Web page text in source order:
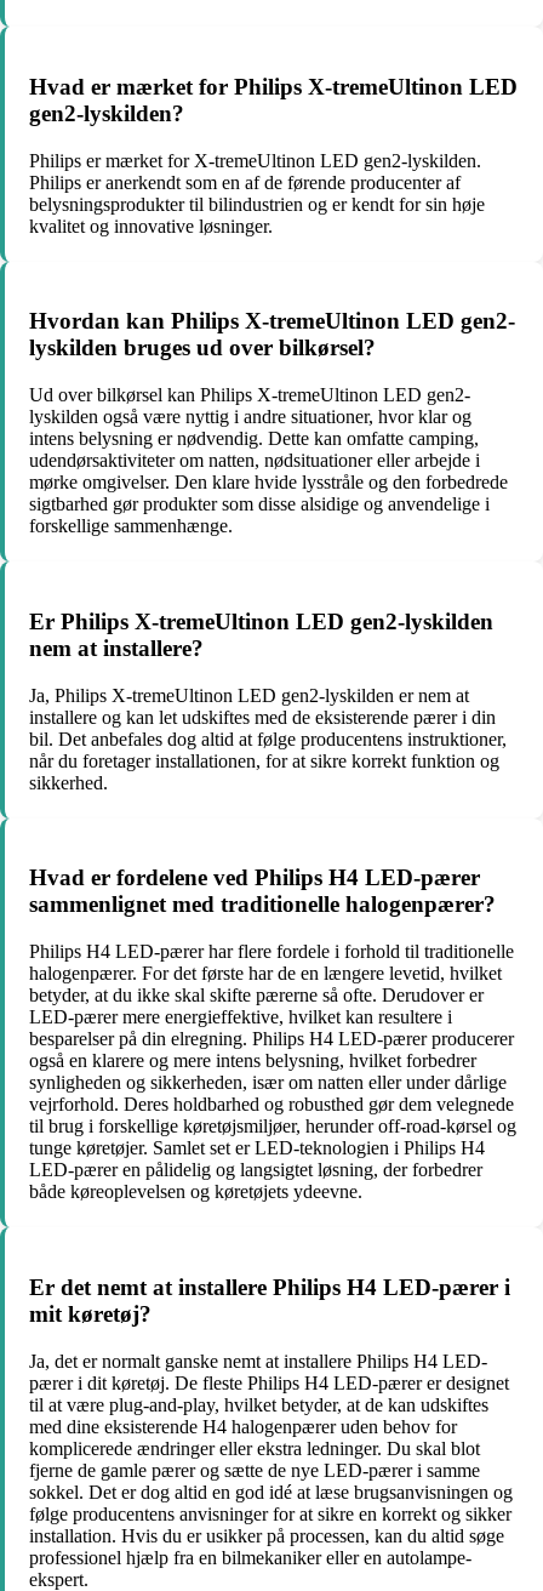
Hvad er mærket for Philips X-tremeUltinon LED
gen2-lyskilden?
Philips er mærket for X-tremeUltinon LED gen2-lyskilden.
Philips er anerkendt som en af ​​de førende producenter af
belysningsprodukter til bilindustrien og er kendt for sin høje
kvalitet og innovative løsninger.
Hvordan kan Philips X-tremeUltinon LED gen2-
lyskilden bruges ud over bilkørsel?
Ud over bilkørsel kan Philips X-tremeUltinon LED gen2-
lyskilden også være nyttig i andre situationer, hvor klar og
intens belysning er nødvendig. Dette kan omfatte camping,
udendørsaktiviteter om natten, nødsituationer eller arbejde i
mørke omgivelser. Den klare hvide lysstråle og den forbedrede
sigtbarhed gør produkter som disse alsidige og anvendelige i
forskellige sammenhænge.
Er Philips X-tremeUltinon LED gen2-lyskilden
nem at installere?
Ja, Philips X-tremeUltinon LED gen2-lyskilden er nem at
installere og kan let udskiftes med de eksisterende pærer i din
bil. Det anbefales dog altid at følge producentens instruktioner,
når du foretager installationen, for at sikre korrekt funktion og
sikkerhed.
Hvad er fordelene ved Philips H4 LED-pærer
sammenlignet med traditionelle halogenpærer?
Philips H4 LED-pærer har flere fordele i forhold til traditionelle
halogenpærer. For det første har de en længere levetid, hvilket
betyder, at du ikke skal skifte pærerne så ofte. Derudover er
LED-pærer mere energieffektive, hvilket kan resultere i
besparelser på din elregning. Philips H4 LED-pærer producerer
også en klarere og mere intens belysning, hvilket forbedrer
synligheden og sikkerheden, især om natten eller under dårlige
vejrforhold. Deres holdbarhed og robusthed gør dem velegnede
til brug i forskellige køretøjsmiljøer, herunder off-road-kørsel og
tunge køretøjer. Samlet set er LED-teknologien i Philips H4
LED-pærer en pålidelig og langsigtet løsning, der forbedrer
både køreoplevelsen og køretøjets ydeevne.
Er det nemt at installere Philips H4 LED-pærer i
mit køretøj?
Ja, det er normalt ganske nemt at installere Philips H4 LED-
pærer i dit køretøj. De fleste Philips H4 LED-pærer er designet
til at være plug-and-play, hvilket betyder, at de kan udskiftes
med dine eksisterende H4 halogenpærer uden behov for
komplicerede ændringer eller ekstra ledninger. Du skal blot
fjerne de gamle pærer og sætte de nye LED-pærer i samme
sokkel. Det er dog altid en god idé at læse brugsanvisningen og
følge producentens anvisninger for at sikre en korrekt og sikker
installation. Hvis du er usikker på processen, kan du altid søge
professionel hjælp fra en bilmekaniker eller en autolampe-
ekspert.